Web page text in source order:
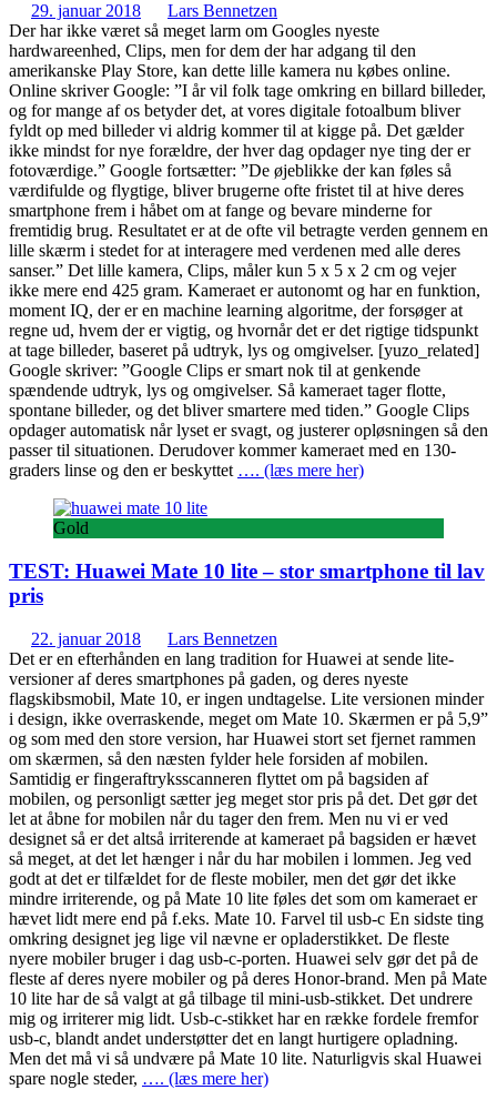
29. januar 2018
Lars Bennetzen
Der har ikke været så meget larm om Googles nyeste
hardwareenhed, Clips, men for dem der har adgang til den
amerikanske Play Store, kan dette lille kamera nu købes online.
Online skriver Google: ”I år vil folk tage omkring en billard billeder,
og for mange af os betyder det, at vores digitale fotoalbum bliver
fyldt op med billeder vi aldrig kommer til at kigge på. Det gælder
ikke mindst for nye forældre, der hver dag opdager nye ting der er
fotoværdige.” Google fortsætter: ”De øjeblikke der kan føles så
værdifulde og flygtige, bliver brugerne ofte fristet til at hive deres
smartphone frem i håbet om at fange og bevare minderne for
fremtidig brug. Resultatet er at de ofte vil betragte verden gennem en
lille skærm i stedet for at interagere med verdenen med alle deres
sanser.” Det lille kamera, Clips, måler kun 5 x 5 x 2 cm og vejer
ikke mere end 425 gram. Kameraet er autonomt og har en funktion,
moment IQ, der er en machine learning algoritme, der forsøger at
regne ud, hvem der er vigtig, og hvornår det er det rigtige tidspunkt
at tage billeder, baseret på udtryk, lys og omgivelser. [yuzo_related]
Google skriver: ”Google Clips er smart nok til at genkende
spændende udtryk, lys og omgivelser. Så kameraet tager flotte,
spontane billeder, og det bliver smartere med tiden.” Google Clips
opdager automatisk når lyset er svagt, og justerer opløsningen så den
passer til situationen. Derudover kommer kameraet med en 130-
graders linse og den er beskyttet …. (læs mere her)
Gold
TEST: Huawei Mate 10 lite – stor smartphone til lav
pris
22. januar 2018
Lars Bennetzen
Det er en efterhånden en lang tradition for Huawei at sende lite-
versioner af deres smartphones på gaden, og deres nyeste
flagskibsmobil, Mate 10, er ingen undtagelse. Lite versionen minder
i design, ikke overraskende, meget om Mate 10. Skærmen er på 5,9”
og som med den store version, har Huawei stort set fjernet rammen
om skærmen, så den næsten fylder hele forsiden af mobilen.
Samtidig er fingeraftryksscanneren flyttet om på bagsiden af
mobilen, og personligt sætter jeg meget stor pris på det. Det gør det
let at åbne for mobilen når du tager den frem. Men nu vi er ved
designet så er det altså irriterende at kameraet på bagsiden er hævet
så meget, at det let hænger i når du har mobilen i lommen. Jeg ved
godt at det er tilfældet for de fleste mobiler, men det gør det ikke
mindre irriterende, og på Mate 10 lite føles det som om kameraet er
hævet lidt mere end på f.eks. Mate 10. Farvel til usb-c En sidste ting
omkring designet jeg lige vil nævne er opladerstikket. De fleste
nyere mobiler bruger i dag usb-c-porten. Huawei selv gør det på de
fleste af deres nyere mobiler og på deres Honor-brand. Men på Mate
10 lite har de så valgt at gå tilbage til mini-usb-stikket. Det undrere
mig og irriterer mig lidt. Usb-c-stikket har en række fordele fremfor
usb-c, blandt andet understøtter det en langt hurtigere opladning.
Men det må vi så undvære på Mate 10 lite. Naturligvis skal Huawei
spare nogle steder, …. (læs mere her)